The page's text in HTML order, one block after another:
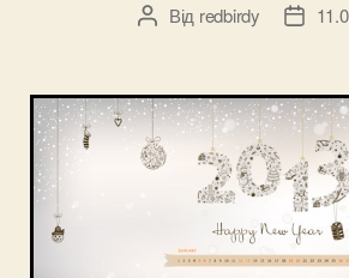
Автор
Від redbirdy
Дата